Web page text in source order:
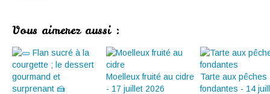
Vous aimerez aussi :
Moelleux fruité au cidre
- 17 juillet 2026
Tarte aux pêches
fondantes - 14